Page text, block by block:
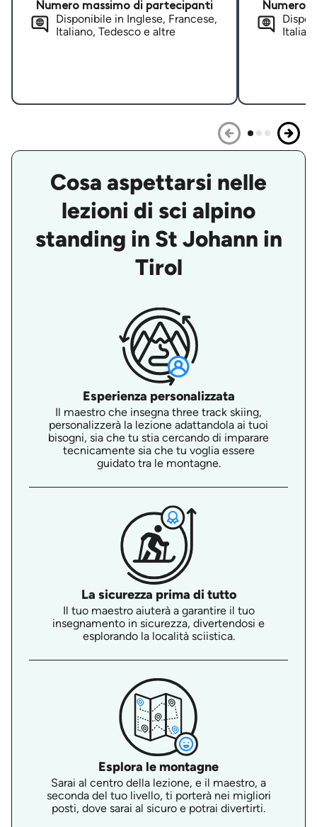
Numero massimo di partecipanti
Disponibile in Inglese, Francese,
Italiano, Tedesco e altre
Numero
Cosa aspettarsi nelle
lezioni di sci alpino
standing in St Johann in
Tirol
Esperienza personalizzata
Il maestro che insegna three track skiing,
personalizzerà la lezione adattandola ai tuoi
bisogni, sia che tu stia cercando di imparare
tecnicamente sia che tu voglia essere
guidato tra le montagne.
La sicurezza prima di tutto
Il tuo maestro aiuterà a garantire il tuo
insegnamento in sicurezza, divertendosi e
esplorando la località sciistica.
Esplora le montagne
Sarai al centro della lezione, e il maestro, a
seconda del tuo livello, ti porterà nei migliori
posti, dove sarai al sicuro e potrai divertirti.